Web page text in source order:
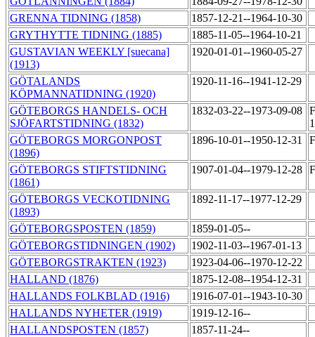
GRENNA TIDNING (1858)
1857-12-21--1964-10-30
GRYTHYTTE TIDNING (1885)
1885-11-05--1964-10-21
GUSTAVIAN WEEKLY [suecana]
(1913)
1920-01-01--1960-05-27
GÖTALANDS
KÖPMANNATIDNING (1920)
1920-11-16--1941-12-29
GÖTEBORGS HANDELS- OCH
SJÖFARTSTIDNING (1832)
1832-03-22--1973-09-08
GÖTEBORGS MORGONPOST
(1896)
1896-10-01--1950-12-31
GÖTEBORGS STIFTSTIDNING
(1861)
1907-01-04--1979-12-28
GÖTEBORGS VECKOTIDNING
(1893)
1892-11-17--1977-12-29
GÖTEBORGSPOSTEN (1859)
1859-01-05--
GÖTEBORGSTIDNINGEN (1902)
1902-11-03--1967-01-13
GÖTEBORGSTRAKTEN (1923)
1923-04-06--1970-12-22
HALLAND (1876)
1875-12-08--1954-12-31
HALLANDS FOLKBLAD (1916)
1916-07-01--1943-10-30
HALLANDS NYHETER (1919)
1919-12-16--
HALLANDSPOSTEN (1857)
1857-11-24--